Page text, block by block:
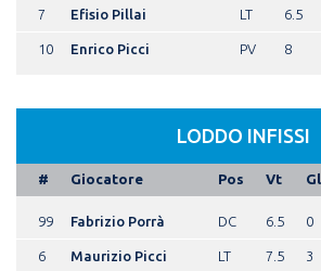
7 Efisio Pillai LT 6.5
10 Enrico Picci PV 8
LODDO INFISSI
# Giocatore Pos Vt Gl
99 Fabrizio Porrà DC 6.5 0
6 Maurizio Picci LT 7.5 3